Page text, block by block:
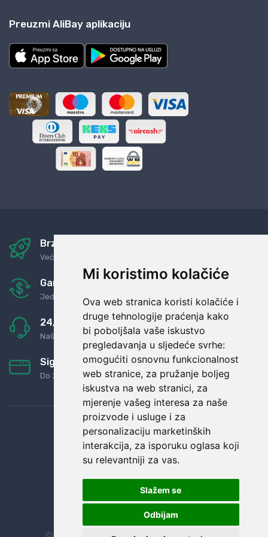
Mi koristimo kolačiće
Ova web stranica koristi kolačiće i
druge tehnologije praćenja kako
bi poboljšala vaše iskustvo
pregledavanja u sljedeće svrhe:
omogućiti osnovnu funkcionalnost
web stranice, za pružanje boljeg
iskustva na web stranici, za
mjerenje vašeg interesa za naše
proizvode i usluge i za
personalizaciju marketinških
interakcija, za isporuku oglasa koji
su relevantniji za vas.
Slažem se
Odbijam
Preuzmi AliBay aplikaciju
Brza i sigurna dostava
Već za nekoliko dana kod vas
Garancija u povrat novaca
Jednostavno pravilo: Roba za novac
24/7 odlična podrška
Naši agenti uvijek na raspolaganju
Sigurno obročno plaćanje
Do 24 rata bez kamata